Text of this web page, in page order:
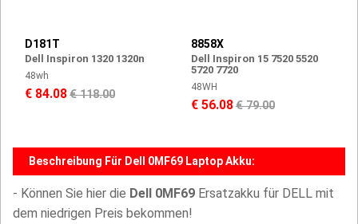
D181T
Dell Inspiron 1320 1320n
48wh
€ 84.08€ 118.00
8858X
Dell Inspiron 15 7520 5520
5720 7720
48WH
€ 56.08€ 79.00
Beschreibung Für Dell 0MF69 Laptop Akku:
- Können Sie hier die Dell 0MF69 Ersatzakku für DELL mit
dem niedrigen Preis bekommen!